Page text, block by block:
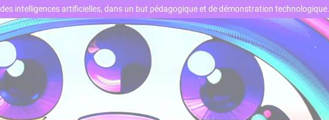
intelligences artificielles, dans un but pédagogique et de démonstration technologique.